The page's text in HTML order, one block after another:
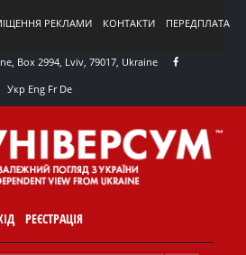
РЕКЛАМИ КОНТАКТИ ПЕРЕДПЛАТА
Box 2994, Lviv, 79017, Ukraine
Укр Eng Fr De
РЕЄСТРАЦІЯ